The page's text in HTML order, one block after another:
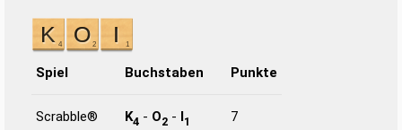
Spiel Buchstaben Punkte
Scrabble® K4 - O2 - I1 7